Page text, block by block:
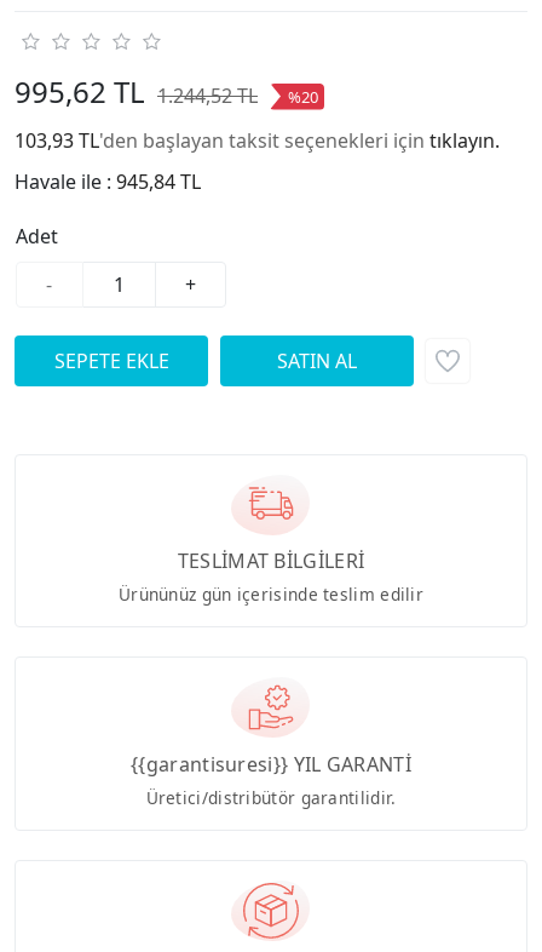
995,62 TL 1.244,52 TL %20
103,93 TL'den başlayan taksit seçenekleri için tıklayın.
Havale ile : 945,84 TL
Adet
-
+
TESLİMAT BİLGİLERİ
Ürününüz gün içerisinde teslim edilir
{{garantisuresi}} YIL GARANTİ
Üretici/distribütör garantilidir.